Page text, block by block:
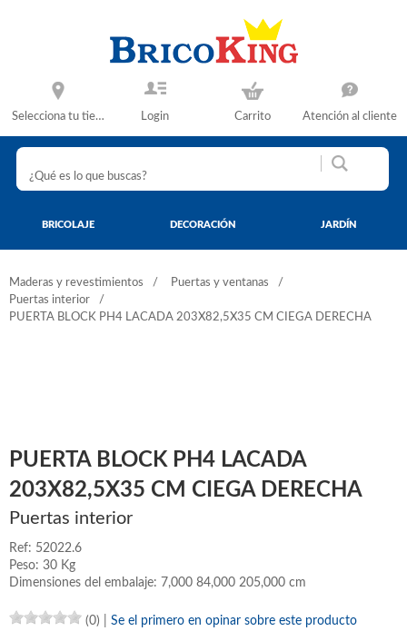
Selecciona tu tienda Login Carrito Atención al cliente
BRICOLAJE DECORACIÓN JARDÍN
Maderas y revestimientos
Puertas y ventanas
Puertas interior
PUERTA BLOCK PH4 LACADA 203X82,5X35 CM CIEGA DERECHA
PUERTA BLOCK PH4 LACADA
203X82,5X35 CM CIEGA DERECHA
Puertas interior
Ref: 52022.6
Peso: 30 Kg
Dimensiones del embalaje: 7,000 84,000 205,000 cm
(0) Se el primero en opinar sobre este producto